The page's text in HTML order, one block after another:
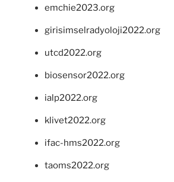
emchie2023.org
girisimselradyoloji2022.org
utcd2022.org
biosensor2022.org
ialp2022.org
klivet2022.org
ifac-hms2022.org
taoms2022.org